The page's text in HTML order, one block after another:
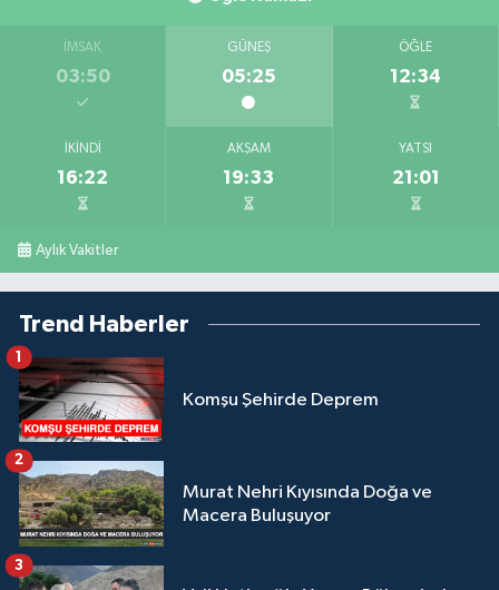
İMSAK
03:50
GÜNEŞ
05:25
ÖĞLE
12:34
İKINDI
16:22
AKŞAM
19:33
YATSI
21:01
Aylık Vakitler
Trend Haberler
Komşu Şehirde Deprem
1
Murat Nehri Kıyısında Doğa ve
Macera Buluşuyor
2
3